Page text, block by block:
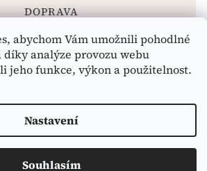
abychom Vám umožnili pohodlné
analýze provozu webu
jeho funkce, výkon a použitelnost.
Nastavení
Souhlasím
DOPRAVA
· PPL · Osobní odběr Praha
eshop.celiakarna.cz. Všechna práva
vyhrazena.